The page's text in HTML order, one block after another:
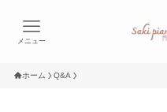
メニュー
ホーム Q&A